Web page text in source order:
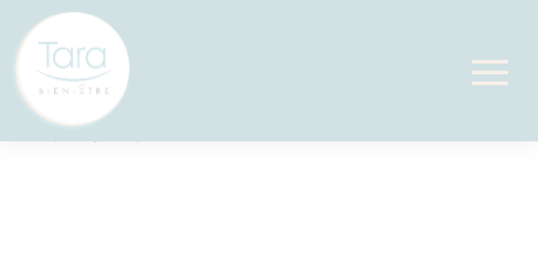
Réflexologie Pédiatrique
parSylvie